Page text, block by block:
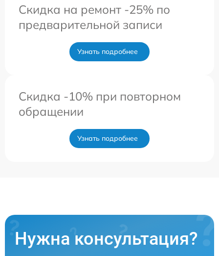
Скидка на ремонт -25% по
предварительной записи
Узнать подробнее
Скидка -10% при повторном
обращении
Узнать подробнее
Нужна консультация?